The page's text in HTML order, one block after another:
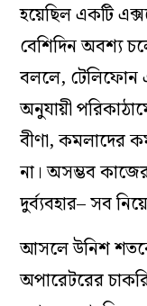
হয়েছিল একটি
বেশিদিন অবশ্য
বললে, টেলিফোন
অনুযায়ী
বীণা, কমলাদের
না। অসম্ভব
দুর্ব্যবহার– সব
আসলে উনিশ
অপারেটরের